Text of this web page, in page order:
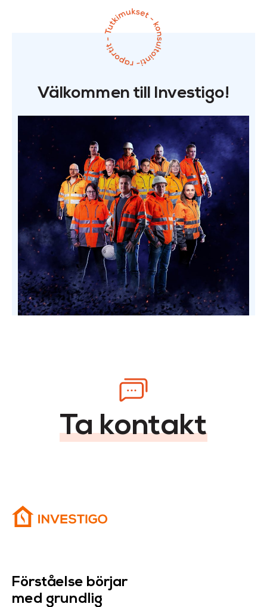
Välkommen till Investigo!
Ta kontakt
Förståelse börjar
med grundlig